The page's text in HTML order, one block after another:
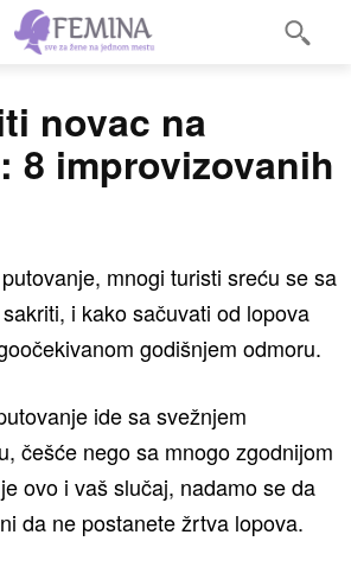
novac na
8 improvizovanih
mnogi turisti sreću se sa
i kako sačuvati od lopova
godišnjem odmoru.
ide sa svežnjem
češće nego sa mnogo zgodnijom
ovo i vaš slučaj, nadamo se da
da ne postanete žrtva lopova.